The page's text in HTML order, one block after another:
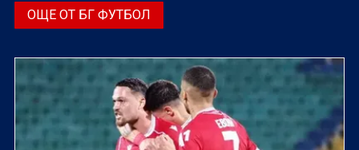
ОЩЕ ОТ БГ ФУТБОЛ